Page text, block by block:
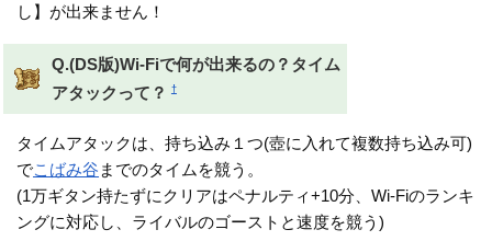
し】が出来ません！
Q.(DS版)Wi-Fiで何が出来るの？タイム
アタックって？
†
タイムアタックは、持ち込み１つ(壺に入れて複数持ち込み可)
でこばみ谷 までのタイムを競う。
(1万ギタン持たずにクリアはペナルティ+10分、Wi-Fiのランキ
ングに対応し、ライバルのゴーストと速度を競う)